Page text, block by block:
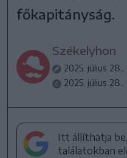
főkapitányság.
Székelyhon
2025. július 28.,
2025. július 28.,
Itt állíthatja
találatokban